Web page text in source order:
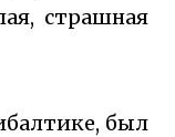
страшная
был